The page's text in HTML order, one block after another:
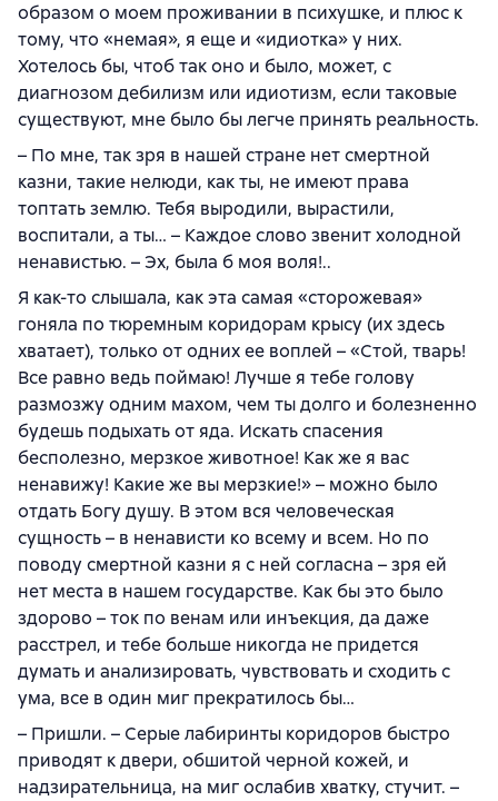
образом о моем проживании в психушке, и плюс к
тому, что «немая», я еще и «идиотка» у них.
Хотелось бы, чтоб так оно и было, может, с
диагнозом дебилизм или идиотизм, если таковые
существуют, мне было бы легче принять реальность.
– По мне, так зря в нашей стране нет смертной
казни, такие нелюди, как ты, не имеют права
топтать землю. Тебя выродили, вырастили,
воспитали, а ты… – Каждое слово звенит холодной
ненавистью. – Эх, была б моя воля!..
Я как-то слышала, как эта самая «сторожевая»
гоняла по тюремным коридорам крысу (их здесь
хватает), только от одних ее воплей – «Стой, тварь!
Все равно ведь поймаю! Лучше я тебе голову
размозжу одним махом, чем ты долго и болезненно
будешь подыхать от яда. Искать спасения
бесполезно, мерзкое животное! Как же я вас
ненавижу! Какие же вы мерзкие!» – можно было
отдать Богу душу. В этом вся человеческая
сущность – в ненависти ко всему и всем. Но по
поводу смертной казни я с ней согласна – зря ей
нет места в нашем государстве. Как бы это было
здорово – ток по венам или инъекция, да даже
расстрел, и тебе больше никогда не придется
думать и анализировать, чувствовать и сходить с
ума, все в один миг прекратилось бы…
– Пришли. – Серые лабиринты коридоров быстро
приводят к двери, обшитой черной кожей, и
надзирательница, на миг ослабив хватку, стучит. –